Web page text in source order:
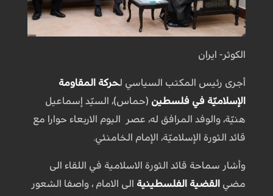
الكوثر- ايران
أجرى رئيس المكتب السياسي لحركة المقاومة
الإسلاميّة في فلسطين (حماس)، السيّد إسماعيل
هنيّة، والوفد المرافق له، عصر اليوم الاربعاء حوارا مع
قائد الثورة الإسلاميّة، الإمام الخامنئي.
وأشار سماحة قائد الثورة الاسلامية في اللقاء الى
مضي القضية الفلسطينية الى الامام ، واصفا الشعور